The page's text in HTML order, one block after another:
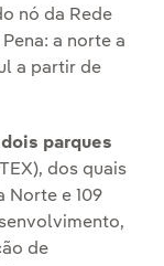
nó da Rede
a norte a
a partir de
parques
dos quais
Norte e 109
de